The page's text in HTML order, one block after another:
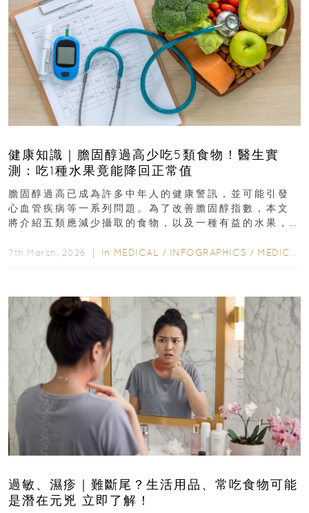
健康知識｜膽固醇過高少吃5類食物！醫生實
測：吃1種水果竟能降回正常值
膽固醇過高已成為許多中年人的健康警訊，並可能引發
心血管疾病等一系列問題。為了改善膽固醇指數，本文
將介紹五類應減少攝取的食物，以及一種有益的水果，
7th March, 2026 ｜ In MEDICAL / INFOGRAPHICS / MEDICAL
過敏、濕疹｜難斷尾？生活用品、常吃食物可能
是潛在元兇 立即了解！